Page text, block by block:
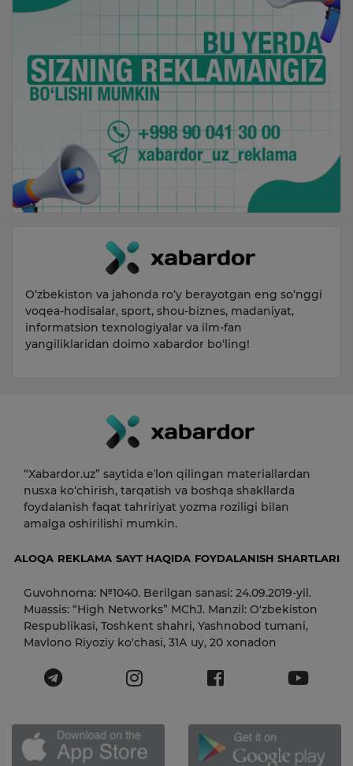
O‘zbekiston va jahonda ro‘y berayotgan eng so‘nggi
voqea-hodisalar, sport, shou-biznes, madaniyat,
informatsion texnologiyalar va ilm-fan
yangiliklaridan doimo xabardor bo‘ling!
“Xabardor.uz” saytida eʼlon qilingan materiallardan
nusxa ko‘chirish, tarqatish va boshqa shakllarda
foydalanish faqat tahririyat yozma roziligi bilan
amalga oshirilishi mumkin.
ALOQA REKLAMA SAYT HAQIDA FOYDALANISH SHARTLARI
Guvohnoma: №1040. Berilgan sanasi: 24.09.2019-yil.
Muassis: “High Networks” MChJ. Manzil: O'zbekiston
Respublikasi, Toshkent shahri, Yashnobod tumani,
Mavlono Riyoziy ko'chasi, 31А uy, 20 xonadon